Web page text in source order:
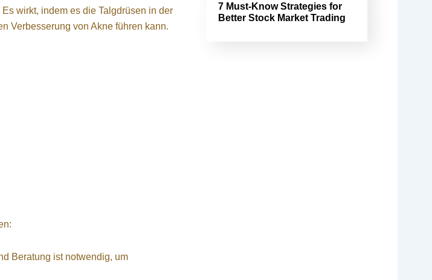
wirkt, indem es die Talgdrüsen in der
Verbesserung von Akne führen kann.
Beratung ist notwendig, um
7 Must-Know Strategies for
Better Stock Market Trading